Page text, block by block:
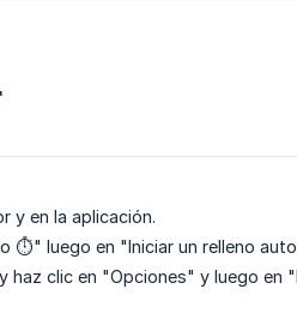
y en la aplicación.
⏱️" luego en "Iniciar un relleno
haz clic en "Opciones" y luego en